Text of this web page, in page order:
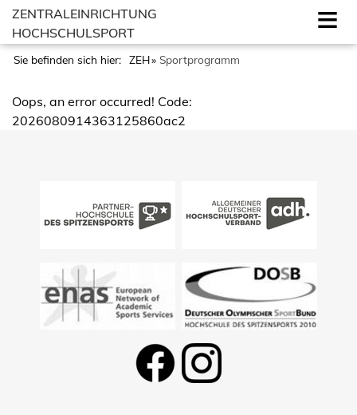
ZENTRALEINRICHTUNG
HOCHSCHULSPORT
Sie befinden sich hier: ZEH Sportprogramm
Oops, an error occurred! Code:
2026080914363125860ac2